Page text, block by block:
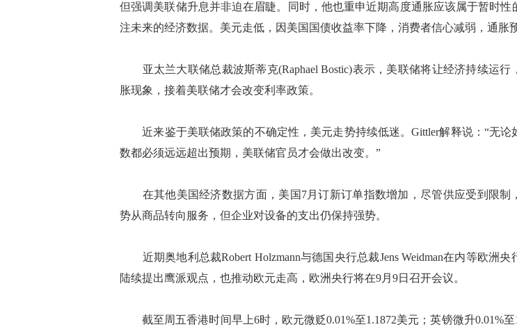
但强调美联储升息并非迫在眉睫。同时，他也重申近期高度通胀应该属于暂时性
注未来的经济数据。美元走低，因美国国债收益率下降，消费者信心减弱，通胀
亚太兰大联储总裁波斯蒂克(Raphael Bostic)表示，美联储将让经济持续运行
胀现象，接着美联储才会改变利率政策。
近来鉴于美联储政策的不确定性，美元走势持续低迷。Gittler解释说：“无论
数都必须远远超出预期，美联储官员才会做出改变。”
在其他美国经济数据方面，美国7月订新订单指数增加，尽管供应受到限制
势从商品转向服务，但企业对设备的支出仍保持强势。
近期奥地利总裁Robert Holzmann与德国央行总裁Jens Weidman在内等欧洲央
陆续提出鹰派观点，也推动欧元走高，欧洲央行将在9月9日召开会议。
截至周五香港时间早上6时，欧元微贬0.01%至1.1872美元；英镑微升0.01%至